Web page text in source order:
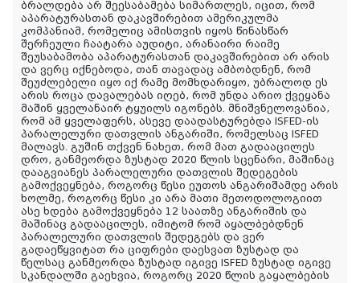
ბრალდება არ შეესაბამება სიმართლეს, იცით, რომ
აპარატურასთან დაკავშირებით ამერიკულმა
კომპანიამ, რომელიც ამისთვის იყოს წინასწარ
შერჩეული ჩაატარა აუდიტი, არანაირი რაიმე
შეუსაბამობა აპარატურასთან დაკავშირებით არ არის
და ვერც იქნებოდა, თან თავადაც ამბობდნენ, რომ
შეუძლებელი იყო იქ რამე მომხდარიყო, უბრალოდ ეს
არის როცა დავალებას იღებ, რომ უნდა არიო ქვეყანა
მაშინ ყველანაირ ტყუილს იგონებს. მნიშვნელოვანია,
რომ ამ ყველაფერს, ასევე დაადასტურებდა ISFED-ის
პარალელური დათვლის ანგარიში, რომელსაც ISFED
მალავს. გუშინ თქვენ ნახეთ, რომ მათ გადააცილეს
დრო, განმეორდა ზუსტად 2020 წლის სცენარი, მაშინაც
დააგვიანეს პარალელური დათვლის შედეგების
გამოქვეყნება, როგორც წესი ეუთოს ანგარიშამდე არის
ხოლმე, როგორც წესი კი არა მათი მეთოდოლოგიით
ასე ხდება გამოქვეყნება 12 საათზე ანგარიშის და
მაშინაც გადააცილეს, იმიტომ რომ აყალბებდნენ
პარალელური დათვლის შედეგებს და ვერ
გადაეწყვიტათ რა ციფრები დაესვათ ზუსტად და
წელსაც განმეორდა ზუსტად იგივე ISFED ზუსტად იგივე
სკანდალში გაეხვია, როგორც 2020 წლის გაყალბების